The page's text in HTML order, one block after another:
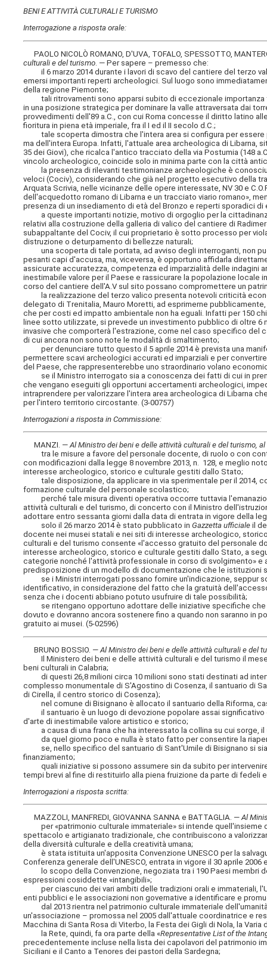
BENI E ATTIVITÀ CULTURALI E TURISMO
Interrogazione a risposta orale:
PAOLO NICOLÒ ROMANO, D'UVA, TOFALO, SPESSOTTO,
culturali e del turismo . — Per sapere – premesso che:
il 6 marzo 2014 durante i lavori di scavo del cantiere del terzo
emersi importanti reperti archeologici. Sul luogo sono
della regione Piemonte;
tali ritrovamenti sono apparsi subito di eccezionale importanza
in una posizione strategica per dominare la valle attraversata dai
provvedimenti dell'89 a.C., con cui Roma concesse il diritto latino
fioritura in piena età imperiale, fra il I ed il II secolo d.C.;
tale scoperta dimostra che l'intera area si configura per essere
ma dell'intera Europa. Infatti, l'attuale area archeologica di Libarna,
35 dei Giovi), che ricalca l'antico tracciato della via Postumia (148
vincolo archeologico, coincide solo in minima parte con la città
la presenza di rilevanti testimonianze archeologiche è
veloci (Cociv), considerando che già nel progetto esecutivo della
Arquata Scrivia, nelle vicinanze delle opere interessate, NV 30 e
dell'acquedotto romano di Libarna e un tracciato viario romano»,
presenza di un insediamento di età del Bronzo e reperti sporadici di
a queste importanti notizie, motivo di orgoglio per la
relativi alla costruzione della galleria di valico del cantiere di
subappaltante del Cociv, il cui proprietario è sotto processo per
distruzione o deturpamento di bellezze naturali;
una scoperta di tale portata, ad avviso degli interroganti, non
pesanti capi d'accusa, ma, viceversa, è opportuno affidarla
assicurate accuratezza, competenza ed imparzialità delle indagini
inestimabile valore per il Paese e rassicurare la popolazione
corso del cantiere dell'A.V sul sito possano compromettere un
la realizzazione del terzo valico presenta notevoli criticità
delegato di Trenitalia, Mauro Moretti, ad esprimerne
che per costi ed impatto ambientale non ha eguali. Infatti per 150
linee sotto utilizzate, si prevede un investimento pubblico di oltre
invasive che comporterà l'estrazione, come nel caso specifico del
di cui ancora non sono note le modalità di smaltimento;
per denunciare tutto questo il 5 aprile 2014 è prevista una
permettere scavi archeologici accurati ed imparziali e per
del Paese, che rappresenterebbe uno straordinario volano
se il Ministro interrogato sia a conoscenza dei fatti di cui in
che vengano eseguiti gli opportuni accertamenti archeologici,
intraprendere per valorizzare l'intera area archeologica di Libarna
per l'intero territorio circostante. (3-00757)
Interrogazioni a risposta in Commissione:
MANZI. —Al Ministro dei beni e delle attività culturali e del turismo,
tra le misure a favore del personale docente, di ruolo o con
con modificazioni dalla legge 8 novembre 2013, n. 128, e meglio
interesse archeologico, storico e culturale gestiti dallo Stato;
tale disposizione, da applicare in via sperimentale per il 2014,
formazione culturale del personale scolastico;
perché tale misura diventi operativa occorre tuttavia
attività culturali e del turismo, di concerto con il Ministro
adottare entro sessanta giorni dalla data di entrata in vigore della
solo il 26 marzo 2014 è stato pubblicato inGazzetta ufficiale il
docente nei musei statali e nei siti di interesse archeologico,
culturali e del turismo consente «l'accesso gratuito del personale
interesse archeologico, storico e culturale gestiti dallo Stato, a
categorie nonché l'attività professionale in corso di svolgimento»
predisposizione di un modello di documentazione che le
se i Ministri interrogati possano fornire un'indicazione, seppur
identificativo, in considerazione del fatto che la gratuità
senza che i docenti abbiano potuto usufruire di tale possibilità;
se ritengano opportuno adottare delle iniziative specifiche che
dovuto e dovranno ancora sostenere fino a quando non saranno
gratuito ai musei. (5-02596)
BRUNO BOSSIO. —Al Ministro dei beni e delle attività culturali e del
Il Ministero dei beni e delle attività culturali e del turismo il mese
beni culturali in Calabria;
di questi 26,8 milioni circa 10 milioni sono stati destinati ad
complesso monumentale di S'Agostino di Cosenza, il santuario di
di Cirella, il centro storico di Cosenza);
nel comune di Bisignano è allocato il santuario della Riforma,
il santuario è un luogo di devozione popolare assai significativo
d'arte di inestimabile valore artistico e storico;
a causa di una frana che ha interessato la collina su cui sorge, il
da quel giorno poco e nulla è stato fatto per consentire la
se, nello specifico del santuario di Sant'Umile di Bisignano si
finanziamento;
quali iniziative si possono assumere sin da subito per
tempi brevi al fine di restituirlo alla piena fruizione da parte di fedeli
Interrogazioni a risposta scritta:
MAZZOLI, MANFREDI, GIOVANNA SANNA e BATTAGLIA. —Al
per «patrimonio culturale immateriale» si intende quell'insieme
spettacolo e artigianato tradizionale, che contribuiscono a
della diversità culturale e della creatività umana;
è stata istituita un'apposita Convenzione UNESCO per la
Conferenza generale dell'UNESCO, entrata in vigore il 30 aprile
lo scopo della Convenzione, negoziata tra i 190 Paesi membri
espressioni cosiddette «intangibili»;
per ciascuno dei vari ambiti delle tradizioni orali e immateriali,
enti pubblici e le associazioni non governative a identificare e
dal 2013 rientra nel patrimonio culturale immateriale dell'umanità
un'associazione – promossa nel 2005 dall'attuale coordinatrice e
Macchina di Santa Rosa di Viterbo, la Festa dei Gigli di Nola, la Varia
la Rete, quindi, fa ora parte della «Representative List of the
precedentemente incluse nella lista dei capolavori del patrimonio
Siciliani e il Canto a Tenores dei pastori della Sardegna;